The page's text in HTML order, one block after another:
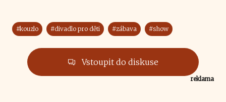
#kouzlo #divadlo pro děti #zábava #show
Vstoupit do diskuse
reklama